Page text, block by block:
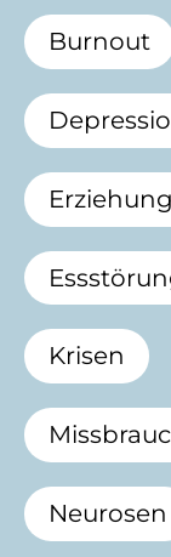
Burnout
Krisen
Neurosen